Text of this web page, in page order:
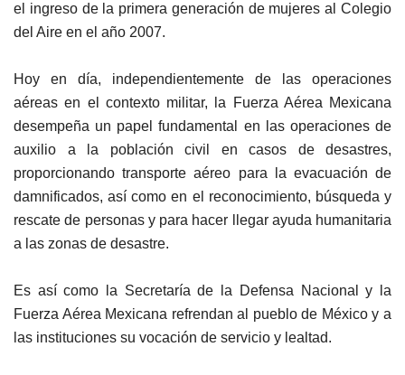
el ingreso de la primera generación de mujeres al Colegio
del Aire en el año 2007.
Hoy en día, independientemente de las operaciones
aéreas en el contexto militar, la Fuerza Aérea Mexicana
desempeña un papel fundamental en las operaciones de
auxilio a la población civil en casos de desastres,
proporcionando transporte aéreo para la evacuación de
damnificados, así como en el reconocimiento, búsqueda y
rescate de personas y para hacer llegar ayuda humanitaria
a las zonas de desastre.
Es así como la Secretaría de la Defensa Nacional y la
Fuerza Aérea Mexicana refrendan al pueblo de México y a
las instituciones su vocación de servicio y lealtad.